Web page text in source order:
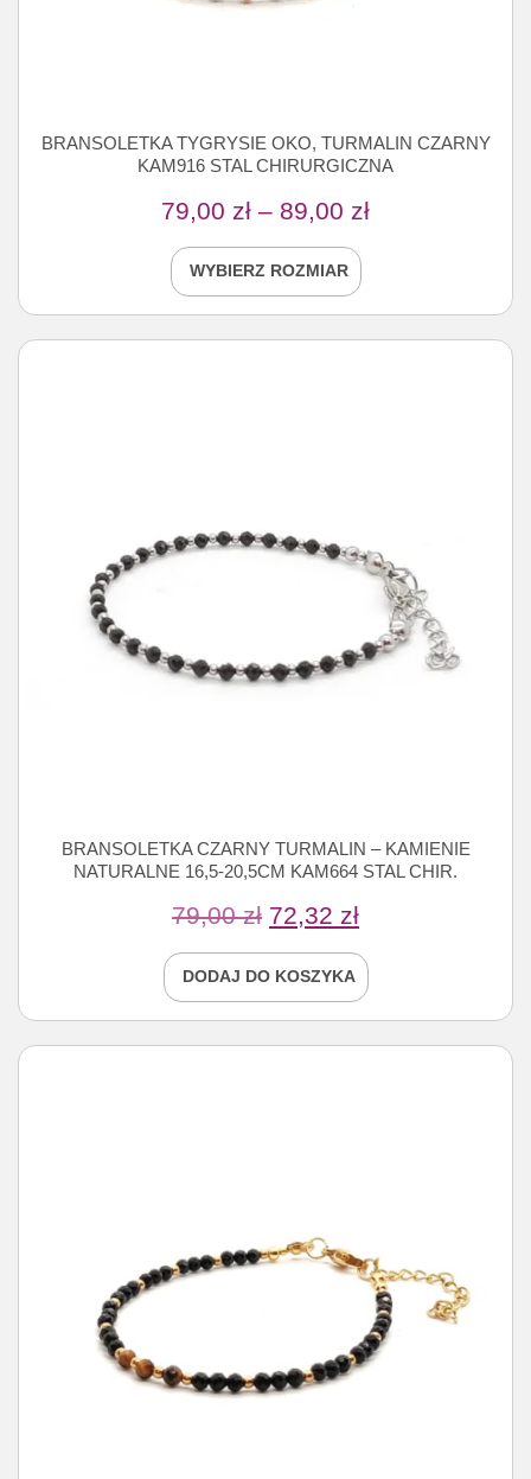
BRANSOLETKA TYGRYSIE OKO, TURMALIN CZARNY
KAM916 STAL CHIRURGICZNA
79,00 zł – 89,00 zł
WYBIERZ ROZMIAR
BRANSOLETKA CZARNY TURMALIN – KAMIENIE
NATURALNE 16,5-20,5CM KAM664 STAL CHIR.
79,00zł 72,32 zł
DODAJ DO KOSZYKA